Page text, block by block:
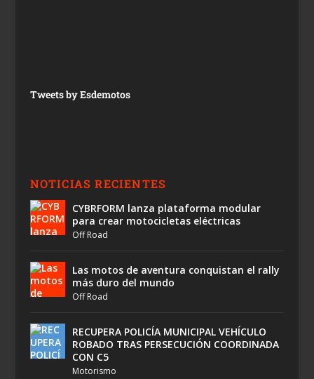
Tweets by Esdemotos
NOTICIAS RECIENTES
CYBRFORM lanza plataforma modular
para crear motocicletas eléctricas
Off Road
Las motos de aventura conquistan el rally
más duro del mundo
Off Road
RECUPERA POLICÍA MUNICIPAL VEHÍCULO
ROBADO TRAS PERSECUCIÓN COORDINADA
CON C5
Motorismo